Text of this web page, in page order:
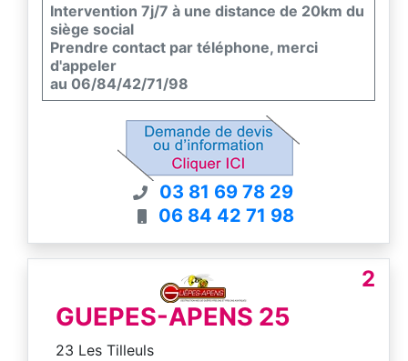
Intervention 7j/7 à une distance de 20km du
siège social
Prendre contact par téléphone, merci
d'appeler
au 06/84/42/71/98
03 81 69 78 29
06 84 42 71 98
2
GUEPES-APENS 25
23 Les Tilleuls